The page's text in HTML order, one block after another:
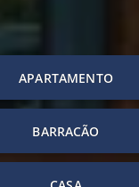
APARTAMENTO
BARRACÃO